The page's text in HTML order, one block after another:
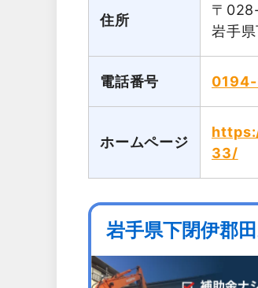
住所
〒
岩手
電話番号
ホームページ
33/
岩手県下閉伊郡